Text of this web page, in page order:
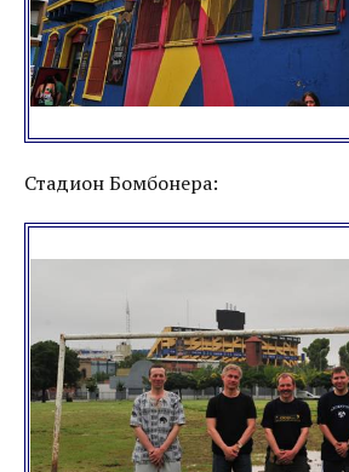
Стадион Бомбонера: